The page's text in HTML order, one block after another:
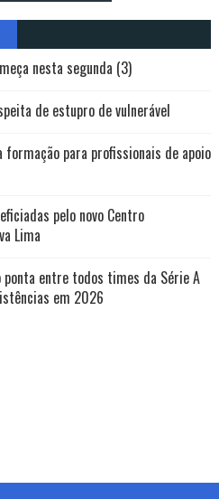
nesta segunda (3)
de estupro de vulnerável
para profissionais de apoio
pelo novo Centro
Lima
ponta entre todos times da Série A
em 2026